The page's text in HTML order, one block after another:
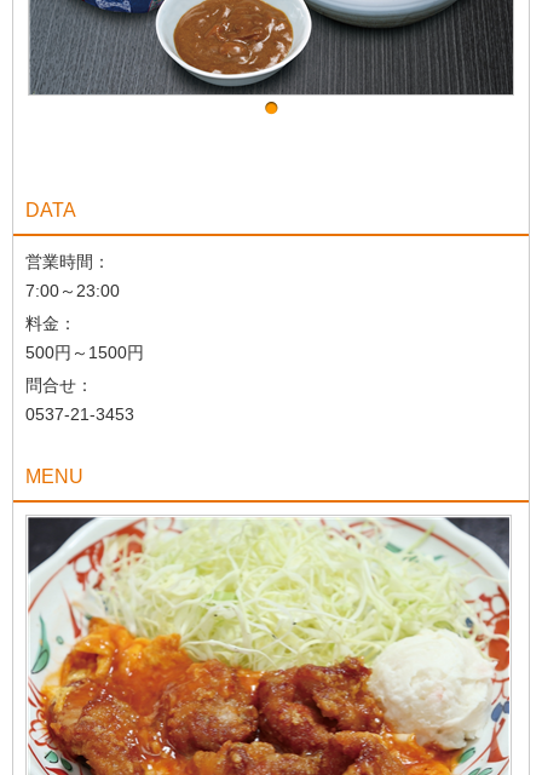
DATA
営業時間：
7:00～23:00
料金：
500円～1500円
問合せ：
0537-21-3453
MENU